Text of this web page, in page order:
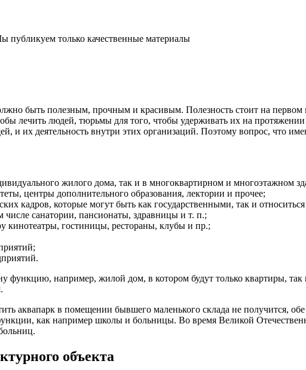
публикуем только качественные материалы
быть полезным, прочным и красивым. Полезность стоит на первом
лечить людей, тюрьмы для того, чтобы удерживать их на
и их деятельность внутри этих организаций. Поэтому вопрос, что
жилого дома, так и в многоквартирном и многоэтажном
центры дополнительного образования, лектории и прочее;
кадров, которые могут быть как государственными, так и
числе санатории, пансионаты, здравницы и т. п.;
кинотеатры, гостиницы, рестораны, клубы и пр.;
функцию, например, жилой дом, в котором будут только квартиры,
аквапарк в помещении бывшего маленького склада не получится,
как например школы и больницы. Во время Великой
объекта